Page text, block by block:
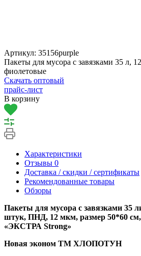
Артикул: 35156purple
Пакеты для мусора с завязками 35 л,
фиолетовые
Скачать оптовый
прайс-лист
В корзину
Характеристики
Отзывы 0
Доставка / скидки / сертификаты
Рекомендованные товары
Обзоры
Пакеты для мусора с завязками 35
штук, ПНД, 12 мкм, размер 50*60
«ЭКСТРА Strong»
Новая эконом ТМ ХЛОПОТУН